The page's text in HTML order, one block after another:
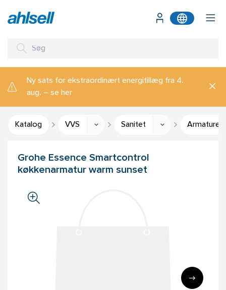
Ny sats for ekstraordinært energitillæg fra 4.
aug. – se her
Katalog VVS Sanitet Armaturer
Grohe Essence Smartcontrol
køkkenarmatur warm sunset